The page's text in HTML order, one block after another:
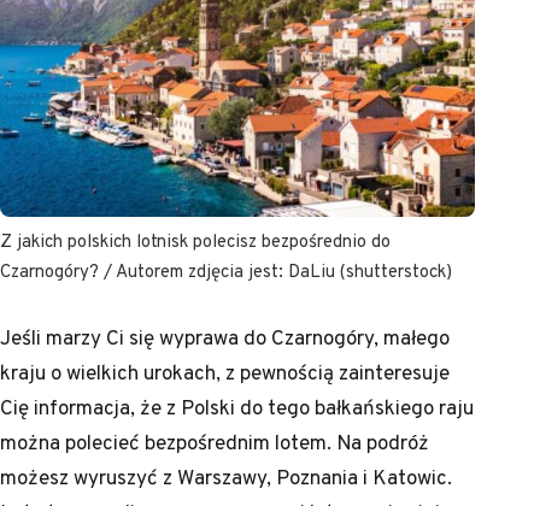
Z jakich polskich lotnisk polecisz bezpośrednio do
Czarnogóry? / Autorem zdjęcia jest: DaLiu (shutterstock)
Jeśli marzy Ci się wyprawa do Czarnogóry, małego
kraju o wielkich urokach, z pewnością zainteresuje
Cię informacja, że z Polski do tego bałkańskiego raju
można polecieć bezpośrednim lotem. Na podróż
możesz wyruszyć z Warszawy, Poznania i Katowic.